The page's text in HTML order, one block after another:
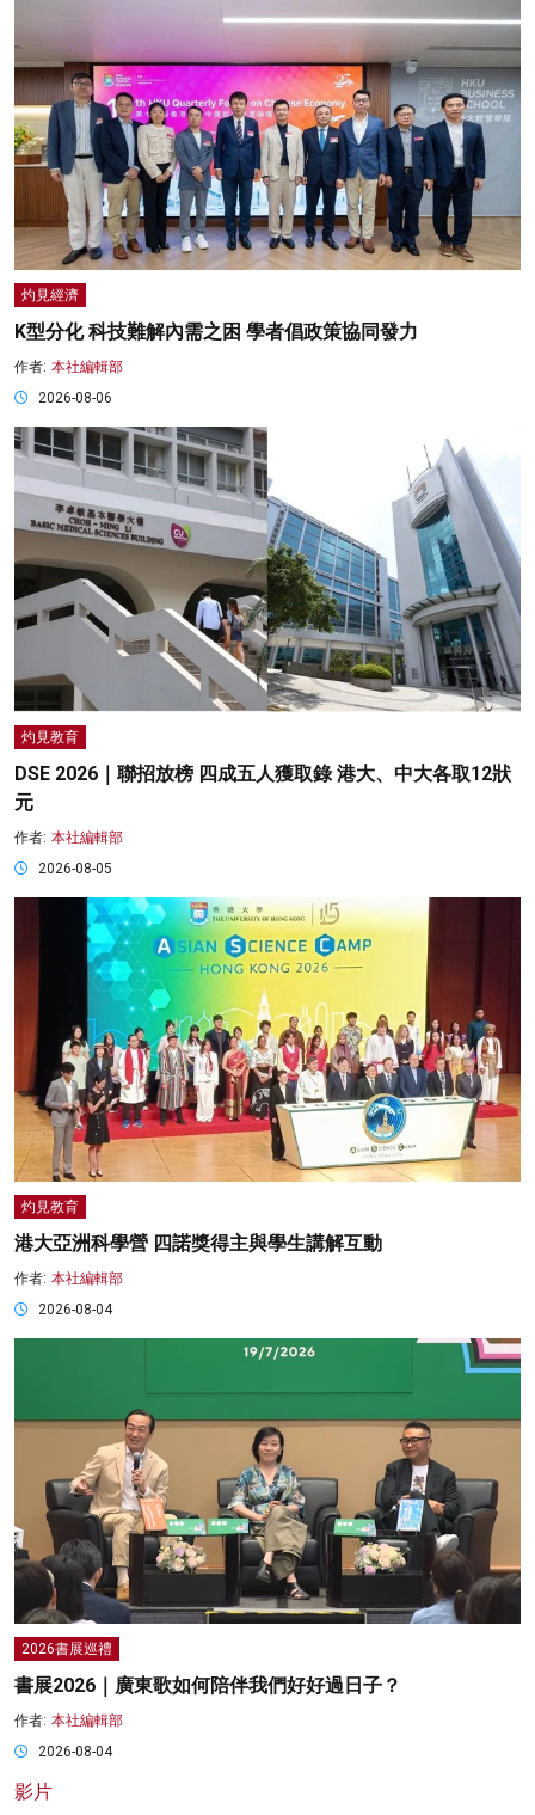
灼見經濟
K型分化 科技難解內需之困 學者倡政策協同發力
作者: 本社編輯部
2026-08-06
灼見教育
DSE 2026｜聯招放榜 四成五人獲取錄 港大、中大各取12狀
元
作者: 本社編輯部
2026-08-05
灼見教育
港大亞洲科學營 四諾獎得主與學生講解互動
作者: 本社編輯部
2026-08-04
2026書展巡禮
書展2026｜廣東歌如何陪伴我們好好過日子？
作者: 本社編輯部
2026-08-04
影片